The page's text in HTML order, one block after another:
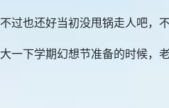
不过也还好当初没甩锅走人吧，
大一下学期幻想节准备的时候，